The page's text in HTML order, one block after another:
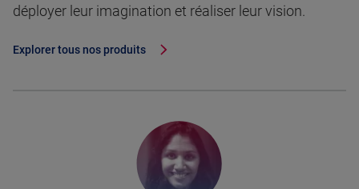
déployer leur imagination et réaliser leur vision.
Explorer tous nos produits